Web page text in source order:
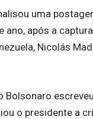
uma
ano, após a
Nicolás
Bolsonaro
o presidente a